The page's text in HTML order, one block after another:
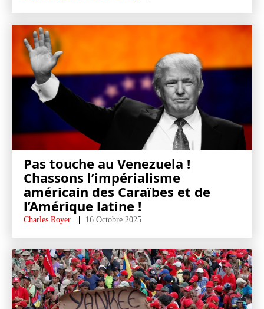
Pas touche au Venezuela !
Chassons l’impérialisme
américain des Caraïbes et de
l’Amérique latine !
Charles Royer 16 Octobre 2025